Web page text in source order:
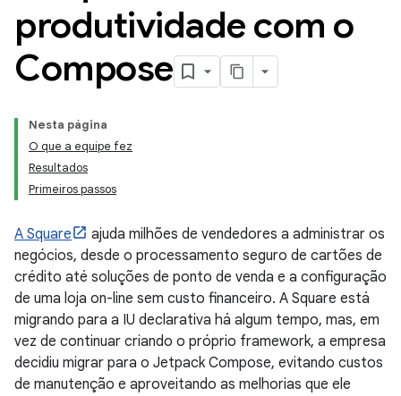
produtividade com o
Compose
Nesta página
O que a equipe fez
Resultados
Primeiros passos
A Square
ajuda milhões de vendedores a administrar os
negócios, desde o processamento seguro de cartões de
crédito até soluções de ponto de venda e a configuração
de uma loja on-line sem custo financeiro. A Square está
migrando para a IU declarativa há algum tempo, mas, em
vez de continuar criando o próprio framework, a empresa
decidiu migrar para o Jetpack Compose, evitando custos
de manutenção e aproveitando as melhorias que ele